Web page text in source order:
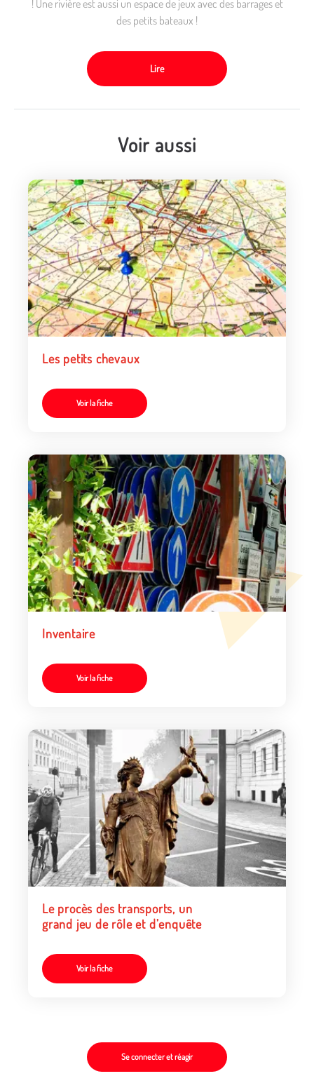
! Une rivière est aussi un espace de jeux avec des barrages et
des petits bateaux !
Lire
Voir aussi
Les petits chevaux
Voir la fiche
Inventaire
Voir la fiche
Le procès des transports, un
grand jeu de rôle et d’enquête
Voir la fiche
Se connecter et réagir